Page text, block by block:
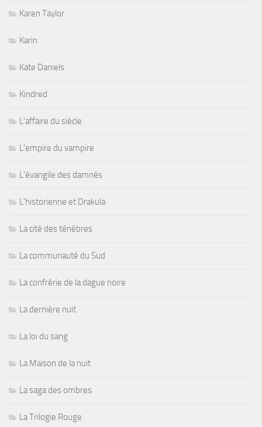
Karen Taylor
Karin
Kate Daniels
Kindred
L'affaire du siècle
L'empire du vampire
L'évangile des damnés
L'historienne et Drakula
La cité des ténèbres
La communauté du Sud
La confrérie de la dague noire
La dernière nuit
La loi du sang
La Maison de la nuit
La saga des ombres
La Trilogie Rouge